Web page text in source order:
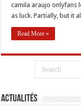
camila araujo onlyfans
as luck. Partially, but it
Read More »
Actualités